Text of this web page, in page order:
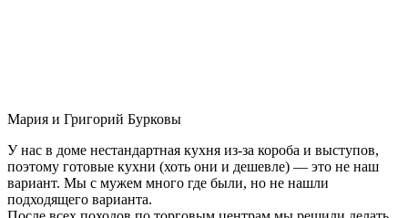
Мария и Григорий Бурковы
У нас в доме нестандартная кухня из-за короба и выступов,
поэтому готовые кухни (хоть они и дешевле) — это не наш
вариант. Мы с мужем много где были, но не нашли
подходящего варианта.